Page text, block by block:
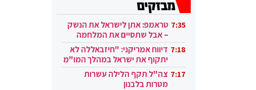
7:35 טראמפ: אתן לישראל את הנשק
– אבל שתסיים את המלחמה
בעזה 7:18 דיווח אמריקני: "חיזבאללה לא
יתקוף את ישראל במהלך המו"מ
בקטאר" 7:17 צה"ל תקף הלילה עשרות
מטרות בלבנון